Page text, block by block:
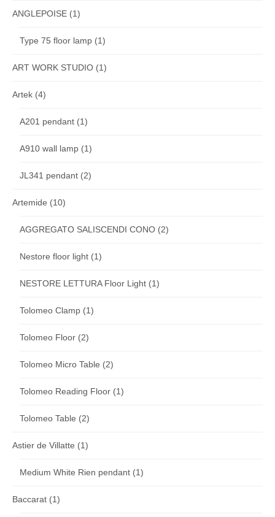
ANGLEPOISE (1)
Type 75 floor lamp (1)
ART WORK STUDIO (1)
Artek (4)
A201 pendant (1)
A910 wall lamp (1)
JL341 pendant (2)
Artemide (10)
AGGREGATO SALISCENDI CONO (2)
Nestore floor light (1)
NESTORE LETTURA Floor Light (1)
Tolomeo Clamp (1)
Tolomeo Floor (2)
Tolomeo Micro Table (2)
Tolomeo Reading Floor (1)
Tolomeo Table (2)
Astier de Villatte (1)
Medium White Rien pendant (1)
Baccarat (1)